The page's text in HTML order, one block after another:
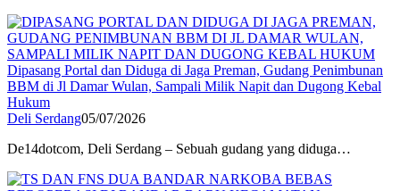
Dipasang Portal dan Diduga di Jaga Preman, Gudang Penimbunan
BBM di Jl Damar Wulan, Sampali Milik Napit dan Dugong Kebal
Hukum
Deli Serdang05/07/2026
De14dotcom, Deli Serdang – Sebuah gudang yang diduga…